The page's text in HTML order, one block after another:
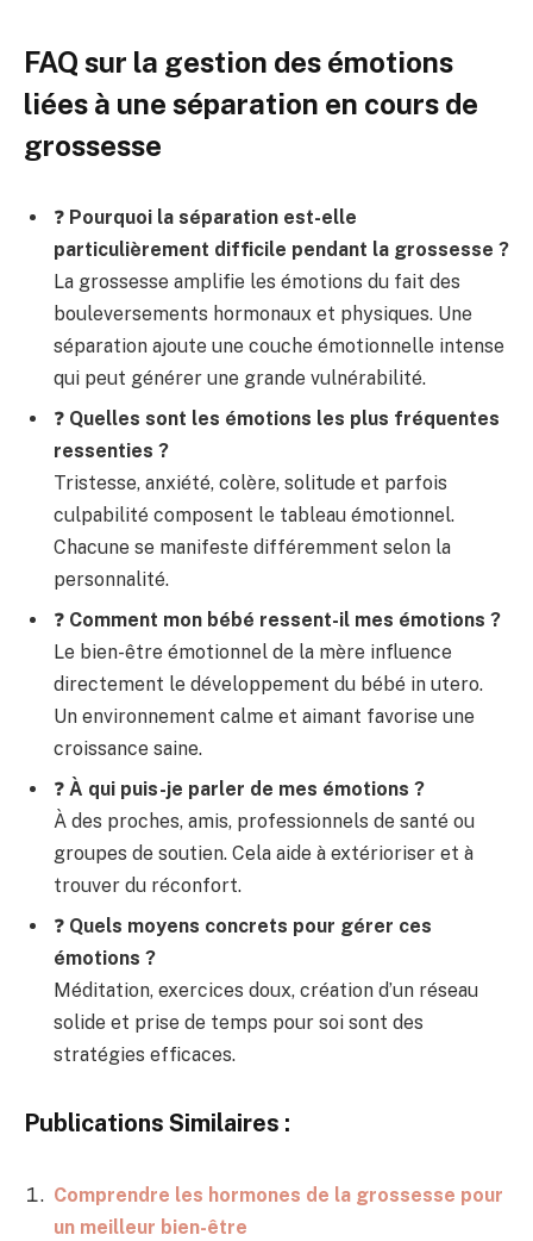
FAQ sur la gestion des émotions
liées à une séparation en cours de
grossesse
❓ Pourquoi la séparation est-elle
particulièrement difficile pendant la grossesse ?
La grossesse amplifie les émotions du fait des
bouleversements hormonaux et physiques. Une
séparation ajoute une couche émotionnelle intense
qui peut générer une grande vulnérabilité.
❓ Quelles sont les émotions les plus fréquentes
ressenties ?
Tristesse, anxiété, colère, solitude et parfois
culpabilité composent le tableau émotionnel.
Chacune se manifeste différemment selon la
personnalité.
❓ Comment mon bébé ressent-il mes émotions ?
Le bien-être émotionnel de la mère influence
directement le développement du bébé in utero.
Un environnement calme et aimant favorise une
croissance saine.
❓ À qui puis-je parler de mes émotions ?
À des proches, amis, professionnels de santé ou
groupes de soutien. Cela aide à extérioriser et à
trouver du réconfort.
❓ Quels moyens concrets pour gérer ces
émotions ?
Méditation, exercices doux, création d’un réseau
solide et prise de temps pour soi sont des
stratégies efficaces.
Publications Similaires :
Comprendre les hormones de la grossesse pour
un meilleur bien-être